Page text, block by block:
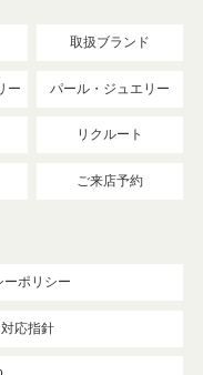
取扱ブランド
ー パール・ジュエリー
リクルート
ご来店予約
ーポリシー
応指針